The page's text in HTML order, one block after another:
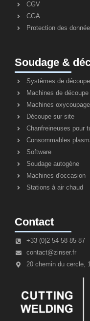
CGV
CGA
Protection des
Soudage &
Systèmes de
Machines de
Machines oxycoupage
Découpe sur site
Chanfreineuses pour
Consommables
Software
Soudage autogène
Machines d'occasion
Stations à air chaud
Contact
+33 (0)2 54 58 85 87
contact@zinser.fr
20 chemin du cercle,